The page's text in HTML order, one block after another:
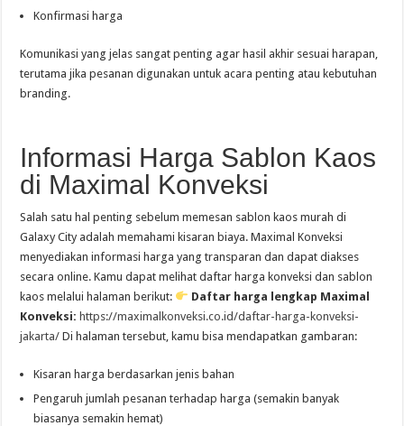
Konfirmasi harga
Komunikasi yang jelas sangat penting agar hasil akhir sesuai harapan,
terutama jika pesanan digunakan untuk acara penting atau kebutuhan
branding.
Informasi Harga Sablon Kaos
di Maximal Konveksi
Salah satu hal penting sebelum memesan sablon kaos murah di
Galaxy City adalah memahami kisaran biaya. Maximal Konveksi
menyediakan informasi harga yang transparan dan dapat diakses
secara online. Kamu dapat melihat daftar harga konveksi dan sablon
kaos melalui halaman berikut:
Daftar harga lengkap Maximal
Konveksi: https://maximalkonveksi.co.id/daftar-harga-konveksi-
jakarta/ Di halaman tersebut, kamu bisa mendapatkan gambaran:
Kisaran harga berdasarkan jenis bahan
Pengaruh jumlah pesanan terhadap harga (semakin banyak
biasanya semakin hemat)